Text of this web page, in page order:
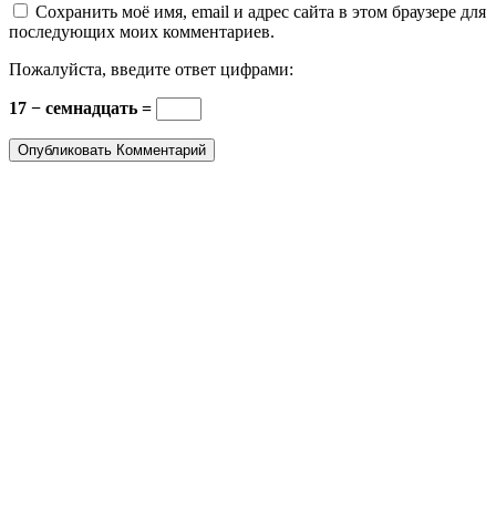
Сохранить моё имя, email и адрес сайта в этом браузере для
последующих моих комментариев.
Пожалуйста, введите ответ цифрами:
17 − семнадцать =